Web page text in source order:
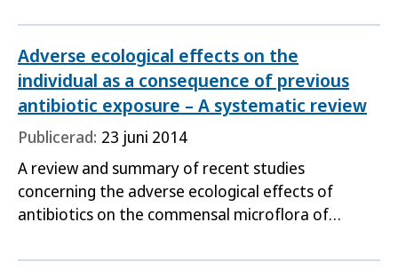
Adverse ecological effects on the
individual as a consequence of previous
antibiotic exposure – A systematic review
Publicerad: 23 juni 2014
A review and summary of recent studies
concerning the adverse ecological effects of
antibiotics on the commensal microflora of
secondary diseases.